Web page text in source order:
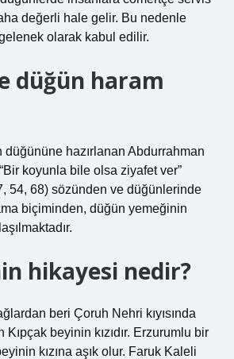
değerli hale gelir. Bu nedenle
olarak kabul edilir.
düğün haram
düğününe hazırlanan Abdurrahman
koyunla bile olsa ziyafet ver”
54, 68) sözünden ve düğünlerinde
biçiminden, düğün yemeğinin
hikayesi nedir?
beri Çoruh Nehri kıyısında
Kıpçak beyinin kızıdır. Erzurumlu bir
kızına aşık olur. Faruk Kaleli